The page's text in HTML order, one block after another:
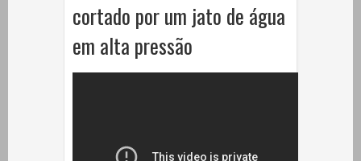
cortado por um jato de água
em alta pressão